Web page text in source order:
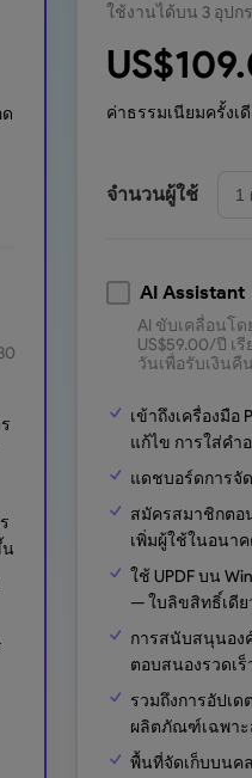
น
ใช้งานได้บน 3 อุปก
US$
ค่าธรรมเนียมครั้งเ
จำนวนผู้ใช้
AI Assistant
AI ขับเคลื่อนโด
US$59.00/ปี เ
วันเพื่อรับเงินคื
เข้าถึงเครื่องมือ
แก้ไข การใส่คำ
แดชบอร์ดการจั
สมัครสมาชิกตอ
เพิ่มผู้ใช้ในอนา
ใช้ UPDF บน
— ใบลิขสิทธิ์เดี
การสนับสนุนอง
ตอบสนองรวดเร็
รวมถึงการอัปเ
ผลิตภัณฑ์เฉพาะ
พื้นที่จัดเก็บบนค